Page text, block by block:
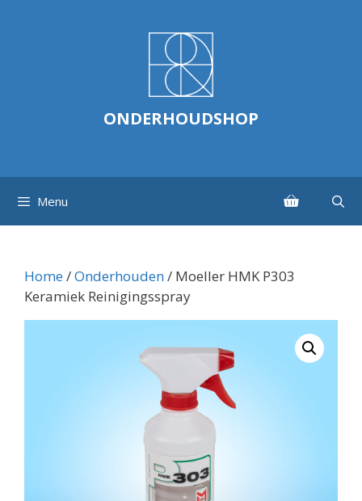
ONDERHOUDSHOP
Menu
Home/Onderhouden/ Moeller HMK P303
Keramiek Reinigingsspray